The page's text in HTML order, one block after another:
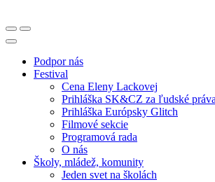
Podpor nás
Festival
Cena Eleny Lackovej
Prihláška SK&CZ za ľudské práva
Prihláška Európsky Glitch
Filmové sekcie
Programová rada
O nás
Školy, mládež, komunity
Jeden svet na školách